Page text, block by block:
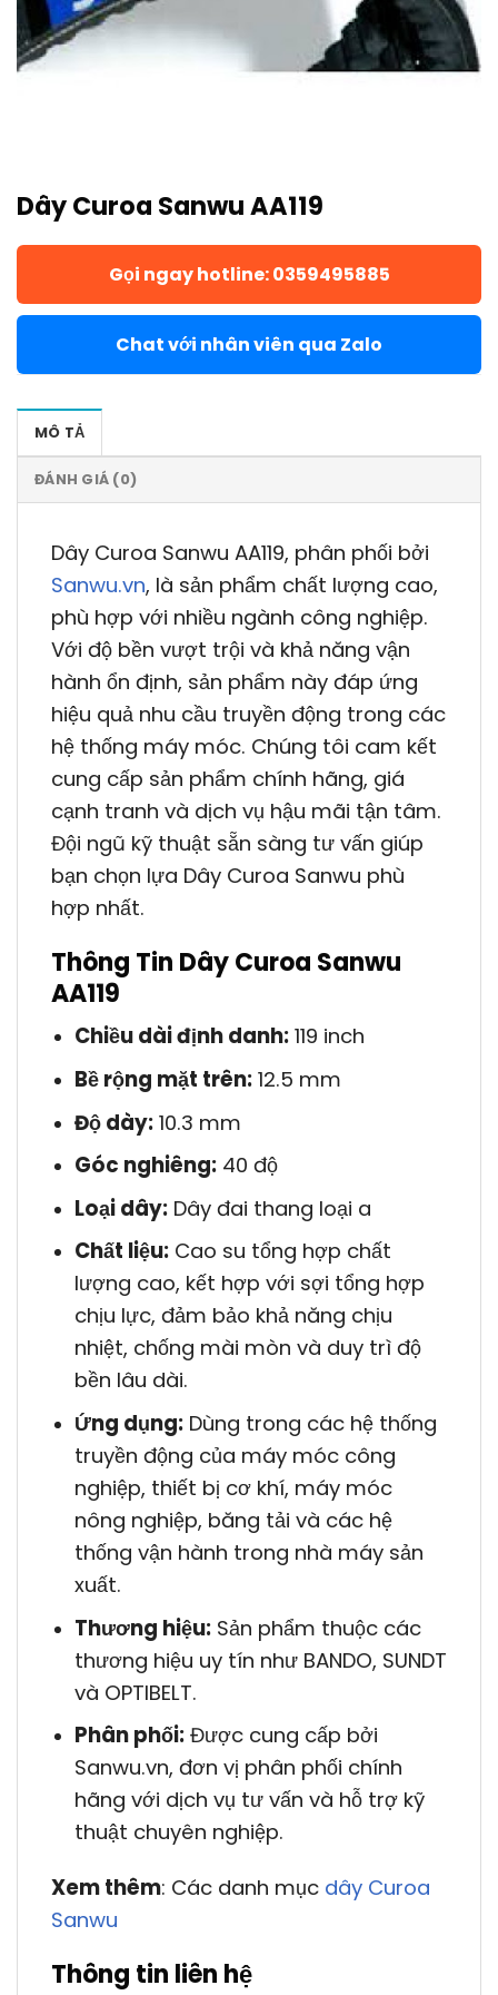
Dây Curoa Sanwu AA119
Gọi ngay hotline: 0359495885
Chat với nhân viên qua Zalo
MÔ TẢ
ĐÁNH GIÁ (0)
Dây Curoa Sanwu AA119, phân phối bởi
Sanwu.vn, là sản phẩm chất lượng cao,
phù hợp với nhiều ngành công nghiệp.
Với độ bền vượt trội và khả năng vận
hành ổn định, sản phẩm này đáp ứng
hiệu quả nhu cầu truyền động trong các
hệ thống máy móc. Chúng tôi cam kết
cung cấp sản phẩm chính hãng, giá
cạnh tranh và dịch vụ hậu mãi tận tâm.
Đội ngũ kỹ thuật sẵn sàng tư vấn giúp
bạn chọn lựa Dây Curoa Sanwu phù
hợp nhất.
Thông Tin Dây Curoa Sanwu
AA119
Chiều dài định danh:119 inch
Bề rộng mặt trên:12.5 mm
Độ dày:10.3 mm
Góc nghiêng:40 độ
Loại dây:Dây đai thang loại a
Chất liệu:Cao su tổng hợp chất
lượng cao, kết hợp với sợi tổng hợp
chịu lực, đảm bảo khả năng chịu
nhiệt, chống mài mòn và duy trì độ
bền lâu dài.
Ứng dụng:Dùng trong các hệ thống
truyền động của máy móc công
nghiệp, thiết bị cơ khí, máy móc
nông nghiệp, băng tải và các hệ
thống vận hành trong nhà máy sản
xuất.
Thương hiệu:Sản phẩm thuộc các
thương hiệu uy tín như BANDO, SUNDT
và OPTIBELT.
Phân phối:Được cung cấp bởi
Sanwu.vn, đơn vị phân phối chính
hãng với dịch vụ tư vấn và hỗ trợ kỹ
thuật chuyên nghiệp.
Xem thêm: Các danh mục dây Curoa
Sanwu
Thông tin liên hệ